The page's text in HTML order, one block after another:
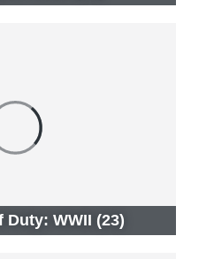
WWII (23)